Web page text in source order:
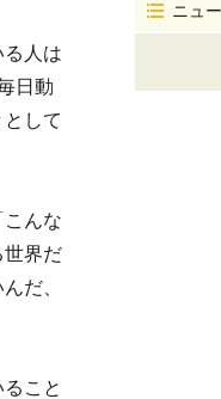
人は
日動
して
んな
世界だ
だ、
こと
ニュ